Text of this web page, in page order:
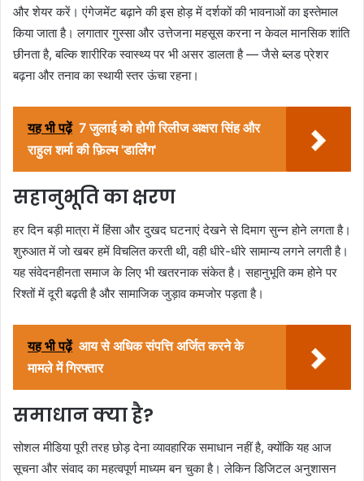
और शेयर करें। एंगेजमेंट बढ़ाने की इस होड़ में दर्शकों की भावनाओं का इस्तेमाल
किया जाता है। लगातार गुस्सा और उत्तेजना महसूस करना न केवल मानसिक शांति
छीनता है, बल्कि शारीरिक स्वास्थ्य पर भी असर डालता है — जैसे ब्लड प्रेशर
बढ़ना और तनाव का स्थायी स्तर ऊंचा रहना।
यह भी पढ़ें 7 जुलाई को होगी रिलीज अक्षरा सिंह और
राहुल शर्मा की फ़िल्म 'डार्लिंग'
सहानुभूति का क्षरण
हर दिन बड़ी मात्रा में हिंसा और दुखद घटनाएं देखने से दिमाग सुन्न होने लगता है।
शुरुआत में जो खबर हमें विचलित करती थी, वही धीरे-धीरे सामान्य लगने लगती है।
यह संवेदनहीनता समाज के लिए भी खतरनाक संकेत है। सहानुभूति कम होने पर
रिश्तों में दूरी बढ़ती है और सामाजिक जुड़ाव कमजोर पड़ता है।
यह भी पढ़ें आय से अधिक संपत्ति अर्जित करने के
मामले में गिरफ्तार
समाधान क्या है?
सोशल मीडिया पूरी तरह छोड़ देना व्यावहारिक समाधान नहीं है, क्योंकि यह आज
सूचना और संवाद का महत्वपूर्ण माध्यम बन चुका है। लेकिन डिजिटल अनुशासन